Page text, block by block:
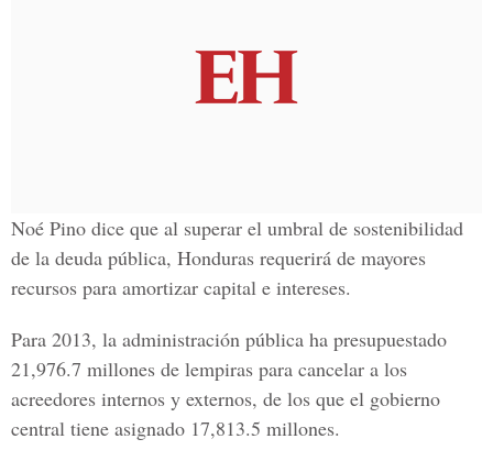
Noé Pino dice que al superar el umbral de sostenibilidad
de la deuda pública, Honduras requerirá de mayores
recursos para amortizar capital e intereses.
Para 2013, la administración pública ha presupuestado
21,976.7 millones de lempiras para cancelar a los
acreedores internos y externos, de los que el gobierno
central tiene asignado 17,813.5 millones.